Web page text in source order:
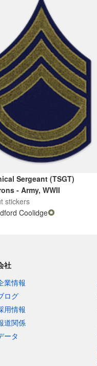
Sergeant (TSGT)
- Army, WWII
stickers
Coolidge
社
業情報
ログ
用情報
道関係
ータ